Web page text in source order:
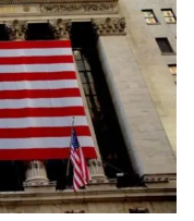
すめETFの概要
投資信託
の資産増加率